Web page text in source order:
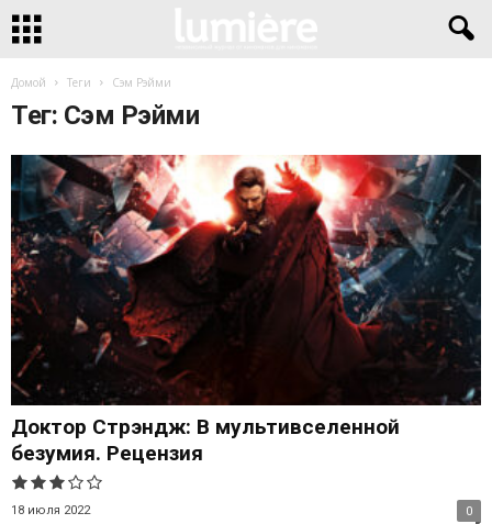
Домой Теги Сэм Рэйми
Тег: Сэм Рэйми
Доктор Стрэндж: В мультивселенной
безумия. Рецензия
18 июля 2022 0